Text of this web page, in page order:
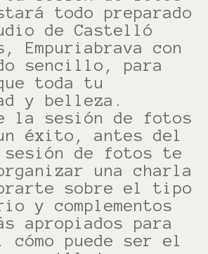
todo preparado
de Castelló
Empuriabrava con
sencillo, para
toda tu
y belleza.
la sesión de fotos
éxito, antes del
de fotos te
una charla
sobre el tipo
y complementos
apropiados para
puede ser el